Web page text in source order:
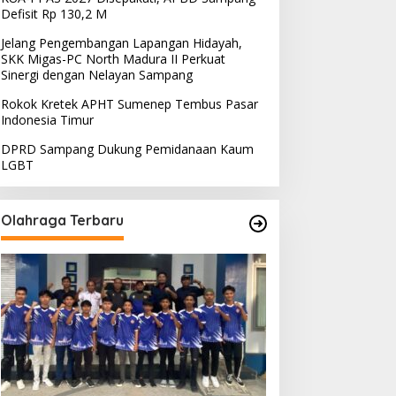
Sampang Dukung
Kaum LGBT
PPD Desak PLN Madura
Evaluasi Program Lisdes
Sumenep, Ini Sebabnya
Defisit Rp 130,2 M
Jelang Pengembangan Lapangan Hidayah,
SKK Migas-PC North Madura II Perkuat
Sinergi dengan Nelayan Sampang
Rokok Kretek APHT Sumenep Tembus Pasar
Indonesia Timur
DPRD Sampang Dukung Pemidanaan Kaum
LGBT
Olahraga Terbaru